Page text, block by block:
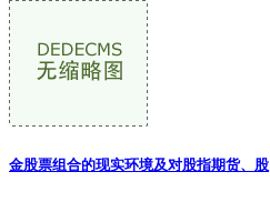
金股票组合的现实环境及对股指期货、股